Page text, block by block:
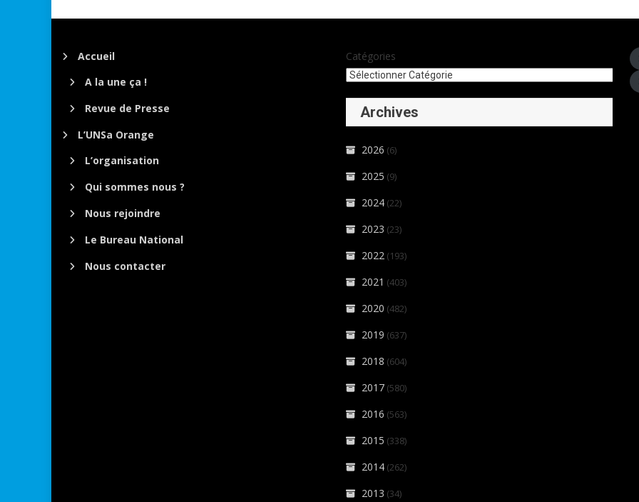
Accueil
A la une ça !
Revue de Presse
L’UNSa Orange
L’organisation
Qui sommes nous ?
Nous rejoindre
Le Bureau National
Nous contacter
Catégories
Archives
2026 (6)
2025 (9)
2024 (22)
2023 (23)
2022 (193)
2021 (403)
2020 (482)
2019 (637)
2018 (604)
2017 (580)
2016 (563)
2015 (338)
2014 (262)
2013 (34)